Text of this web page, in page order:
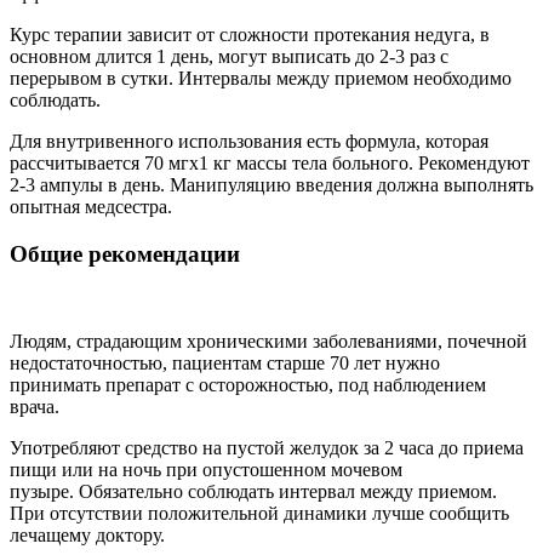
Курс терапии зависит от сложности протекания недуга, в
основном длится 1 день, могут выписать до 2-3 раз с
перерывом в сутки. Интервалы между приемом необходимо
соблюдать.
Для внутривенного использования есть формула, которая
рассчитывается 70 мгх1 кг массы тела больного. Рекомендуют
2-3 ампулы в день. Манипуляцию введения должна выполнять
опытная медсестра.
Общие рекомендации
Людям, страдающим хроническими заболеваниями, почечной
недостаточностью, пациентам старше 70 лет нужно
принимать препарат с осторожностью, под наблюдением
врача.
Употребляют средство на пустой желудок за 2 часа до приема
пищи или на ночь при опустошенном мочевом
пузыре. Обязательно соблюдать интервал между приемом.
При отсутствии положительной динамики лучше сообщить
лечащему доктору.